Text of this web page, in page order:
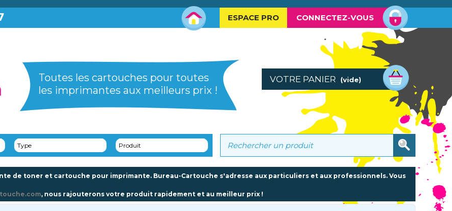
CONNECTEZ-VOUS
ESPACE PRO
Toutes les cartouches pour toutes
les imprimantes aux meilleurs prix !
VOTRE PANIER (vide)
Type Produit
de toner et cartouche pour imprimante. Bureau-Cartouche s'adresse aux particuliers et aux professionnels. Vous
, nous rajouterons votre produit rapidement et au meilleur prix !